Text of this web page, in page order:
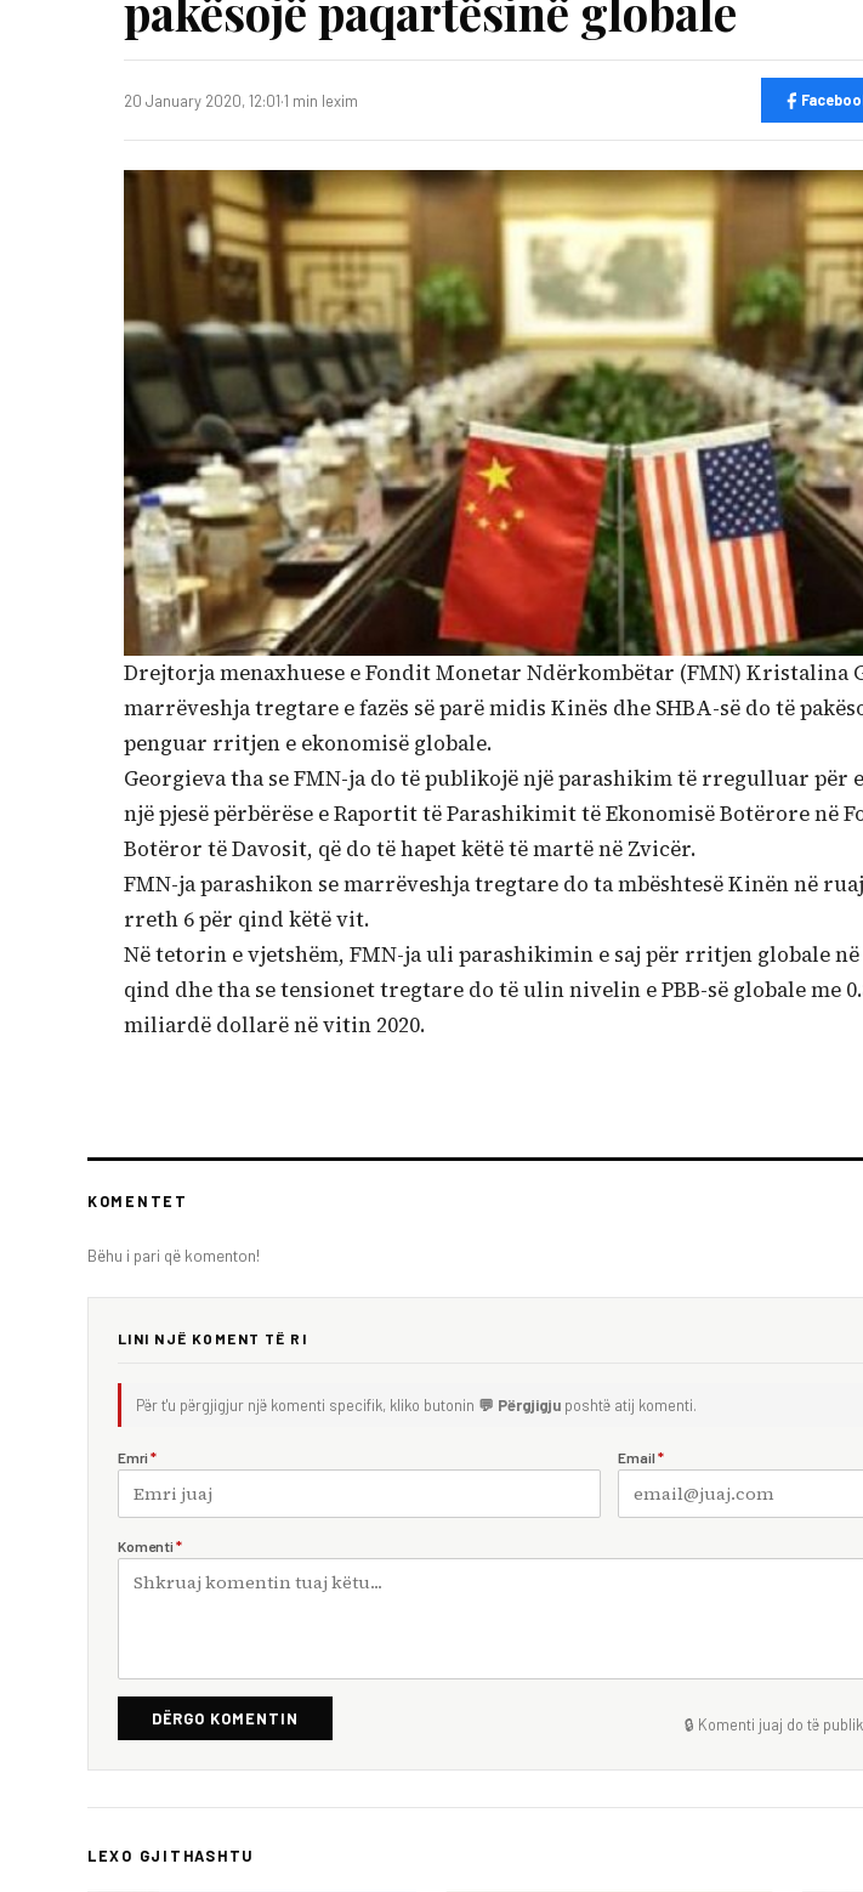
20 January 2020, 12:01·1 min lexim
Drejtorja menaxhuese e Fondit Monetar Ndërkombëtar (FMN) Kristalina
marrëveshja tregtare e fazës së parë midis Kinës dhe SHBA-së do të
penguar rritjen e ekonomisë globale.
Georgieva tha se FMN-ja do të publikojë një parashikim të rregulluar për
një pjesë përbërëse e Raportit të Parashikimit të Ekonomisë Botërore në
Botëror të Davosit, që do të hapet këtë të martë në Zvicër.
FMN-ja parashikon se marrëveshja tregtare do ta mbështesë Kinën në
rreth 6 për qind këtë vit.
Në tetorin e vjetshëm, FMN-ja uli parashikimin e saj për rritjen globale në
qind dhe tha se tensionet tregtare do të ulin nivelin e PBB-së globale me
miliardë dollarë në vitin 2020.
KOMENTET
Bëhu i pari që komenton!
LINI NJË KOMENT TË RI
Për t'u përgjigjur një komenti specifik, kliko butonin 💬 Përgjigju poshtë atij komenti.
Emri * Email *
Komenti *
DËRGO KOMENTIN 🔒 Komenti juaj do të
LEXO GJITHASHTU